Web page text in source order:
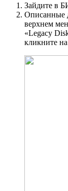
Зайдите в
Описанные
верхнем
«Legacy
кликните